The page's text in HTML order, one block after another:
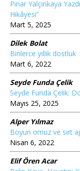
Pınar Yalçınkaya
Hikâyesi”
Mart 5, 2025
Dilek Bolat
Binlerce yıllık dostluk
Mart 6, 2022
Seyde Funda Çelik
Seyde Funda Çelik:
Mayıs 25, 2025
Alper Yılmaz
Boyun omuz ve sırt
Nisan 6, 2022
Elif Ören Acar